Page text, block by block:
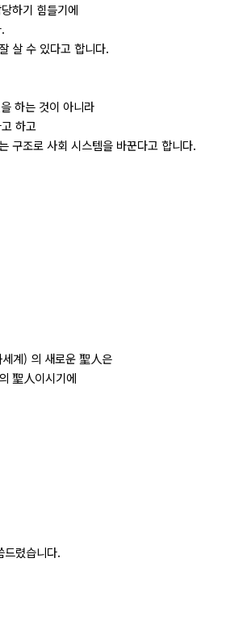
하기 힘들기에
살 수 있다고 합니다.
하는 것이 아니라
하고
구조로 사회 시스템을 바꾼다고 합니다.
계) 의 새로운 聖人은
聖人이시기에
드렸습니다.